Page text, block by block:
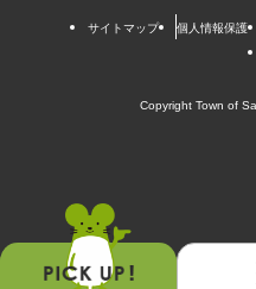
サイトマップ 個人情報保護
Copyright Town of